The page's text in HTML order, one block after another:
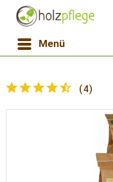
Menü
(4)